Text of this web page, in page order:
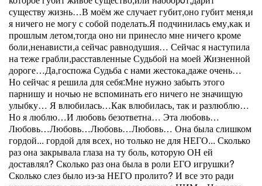
существу жизнь…В моём же случает губит,оно губит меня,и
я ничего не могу с собой поделать.Я подчинилась ему,как и
прошлым летом,тогда оно ни принесло мне ничего кроме
боли,ненависти,а сейчас равнодушия… Сейчас я наступила
на теже грабли,расставленные Судьбой на моей Жизненной
дороге…Да,госпожа Судьба с нами жестока,даже очень…
Но сейчас я решила для себя:Мне нужно забыть этого
парнишу и ночью не вспоминать его ничего не значищую
улыбку… Я влюбилась…Как влюбилась, так и разлюблю…
Но я люблю…И любовь безответна… Эта любовь…
Любовь…Любовь…Любовь…Любовь… Она была слишком
гордой... гордой для всех, но только не для НЕГО... Сколько
раз она закрывала глаза на ту боль, которую ОН ей
доставлял? Сколько раз она была в роли ЕГО игрушки?
Сколько слез было из-за НЕГО пролито? И все это ради